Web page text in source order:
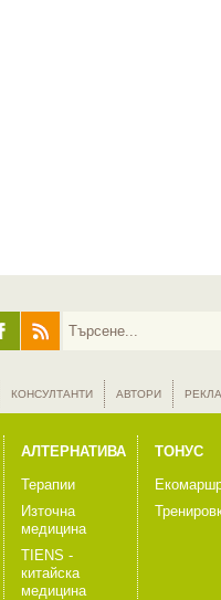
КОНСУЛТАНТИ АВТОРИ
АЛТЕРНАТИВА
Терапии
Източна
медицина
TIENS -
китайска
медицина
ТОНУС